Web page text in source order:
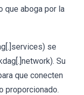
que aboga por la
se
Su
que conecten
proporcionado.